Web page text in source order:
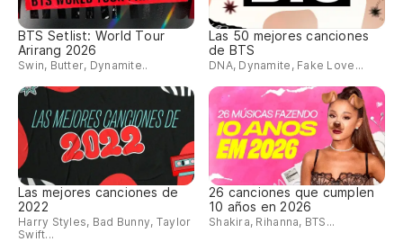
BTS Setlist: World Tour
Arirang 2026
Swin, Butter, Dynamite..
Las 50 mejores canciones
de BTS
DNA, Dynamite, Fake Love...
Las mejores canciones de
2022
Harry Styles, Bad Bunny, Taylor
Swift...
26 canciones que cumplen
10 años en 2026
Shakira, Rihanna, BTS...